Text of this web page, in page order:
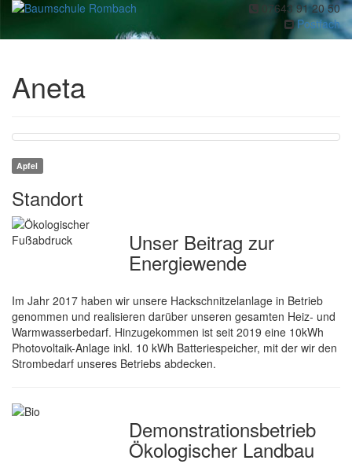
07643 91 20 50
Postfach
Aneta
Apfel
Standort
Unser Beitrag zur
Energiewende
Im Jahr 2017 haben wir unsere Hackschnitzelanlage in Betrieb
genommen und realisieren darüber unseren gesamten Heiz- und
Warmwasserbedarf. Hinzugekommen ist seit 2019 eine 10kWh
Photovoltaik-Anlage inkl. 10 kWh Batteriespeicher, mit der wir den
Strombedarf unseres Betriebs abdecken.
Demonstrations­betrieb
Ökologischer Landbau